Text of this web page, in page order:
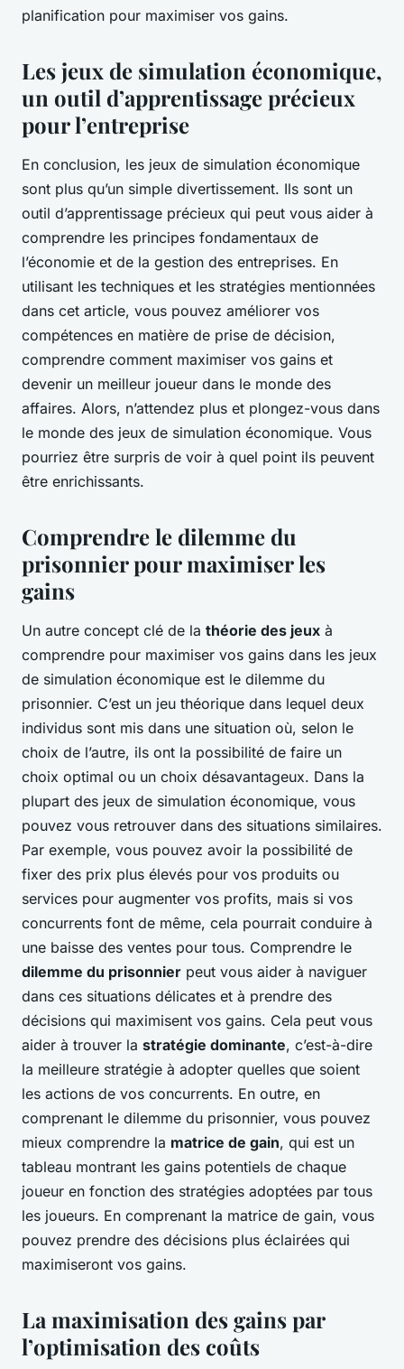
planification pour maximiser vos gains.
Les jeux de simulation économique,
un outil d’apprentissage précieux
pour l’entreprise
En conclusion, les jeux de simulation économique
sont plus qu’un simple divertissement. Ils sont un
outil d’apprentissage précieux qui peut vous aider à
comprendre les principes fondamentaux de
l’économie et de la gestion des entreprises. En
utilisant les techniques et les stratégies mentionnées
dans cet article, vous pouvez améliorer vos
compétences en matière de prise de décision,
comprendre comment maximiser vos gains et
devenir un meilleur joueur dans le monde des
affaires. Alors, n’attendez plus et plongez-vous dans
le monde des jeux de simulation économique. Vous
pourriez être surpris de voir à quel point ils peuvent
être enrichissants.
Comprendre le dilemme du
prisonnier pour maximiser les
gains
Un autre concept clé de la théorie des jeux à
comprendre pour maximiser vos gains dans les jeux
de simulation économique est le dilemme du
prisonnier. C’est un jeu théorique dans lequel deux
individus sont mis dans une situation où, selon le
choix de l’autre, ils ont la possibilité de faire un
choix optimal ou un choix désavantageux. Dans la
plupart des jeux de simulation économique, vous
pouvez vous retrouver dans des situations similaires.
Par exemple, vous pouvez avoir la possibilité de
fixer des prix plus élevés pour vos produits ou
services pour augmenter vos profits, mais si vos
concurrents font de même, cela pourrait conduire à
une baisse des ventes pour tous. Comprendre le
dilemme du prisonnier peut vous aider à naviguer
dans ces situations délicates et à prendre des
décisions qui maximisent vos gains. Cela peut vous
aider à trouver la stratégie dominante, c’est-à-dire
la meilleure stratégie à adopter quelles que soient
les actions de vos concurrents. En outre, en
comprenant le dilemme du prisonnier, vous pouvez
mieux comprendre la matrice de gain, qui est un
tableau montrant les gains potentiels de chaque
joueur en fonction des stratégies adoptées par tous
les joueurs. En comprenant la matrice de gain, vous
pouvez prendre des décisions plus éclairées qui
maximiseront vos gains.
La maximisation des gains par
l’optimisation des coûts